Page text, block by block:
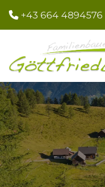
 +43 664 4894576